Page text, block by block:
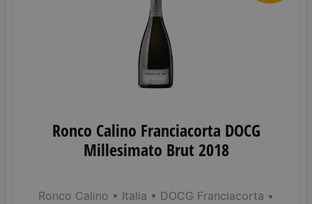
Ronco Calino Franciacorta DOCG
Millesimato Brut 2018
Ronco Calino • Italia • DOCG Franciacorta •